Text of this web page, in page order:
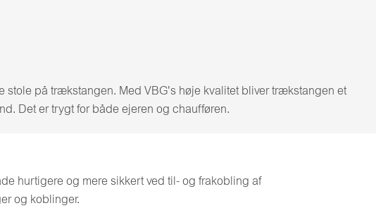
på trækstangen. Med VBG's høje kvalitet bliver trækstangen et
Det er trygt for både ejeren og chaufføren.
hurtigere og mere sikkert ved til- og frakobling af
og koblinger.